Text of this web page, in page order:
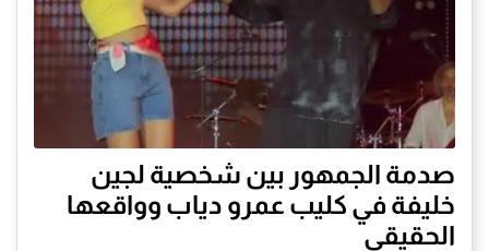
صدمة الجمهور بين شخصية لجين
خليفة في كليب عمرو دياب وواقعها
الحقيقي